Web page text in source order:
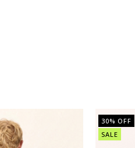
30% OFF
SALE